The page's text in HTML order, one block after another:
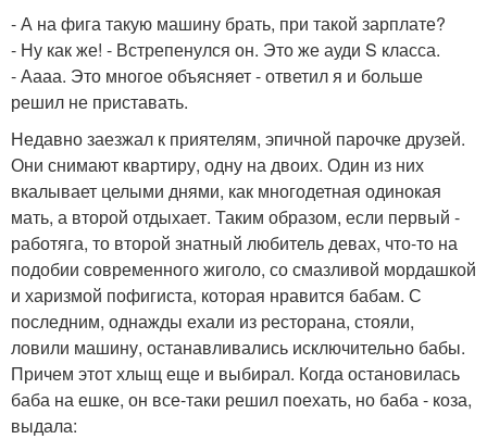
- А на фига такую машину брать, при такой зарплате?
- Ну как же! - Встрепенулся он. Это же ауди S класса.
- Аааа. Это многое объясняет - ответил я и больше
решил не приставать.
Недавно заезжал к приятелям, эпичной парочке друзей.
Они снимают квартиру, одну на двоих. Один из них
вкалывает целыми днями, как многодетная одинокая
мать, а второй отдыхает. Таким образом, если первый -
работяга, то второй знатный любитель девах, что-то на
подобии современного жиголо, со смазливой мордашкой
и харизмой пофигиста, которая нравится бабам. С
последним, однажды ехали из ресторана, стояли,
ловили машину, останавливались исключительно бабы.
Причем этот хлыщ еще и выбирал. Когда остановилась
баба на ешке, он все-таки решил поехать, но баба - коза,
выдала: